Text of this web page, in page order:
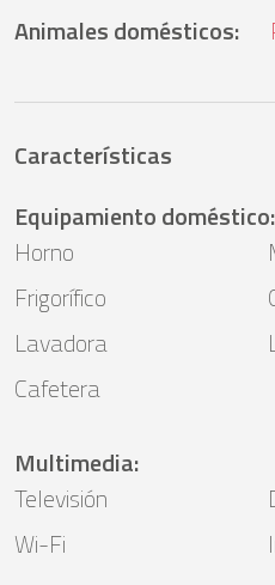
Animales domésticos:
Características
Equipamiento doméstico:
Horno
Frigorífico
Lavadora
Cafetera
Multimedia:
Televisión
Wi-Fi